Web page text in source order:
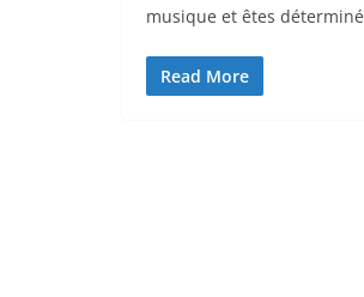
musique et êtes déterminé
Read More